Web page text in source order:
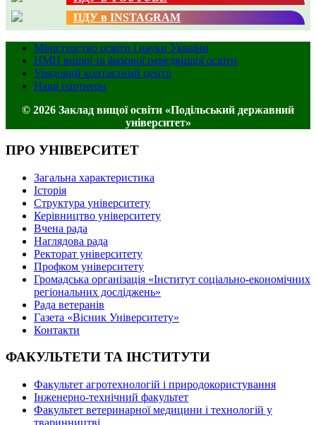
ПДУ в INSTAGRAM
Міністерство освіти і науки України
НМЦ вищої та фахової передвищої освіти
Урядовий контактний центр
Наші партнери
© 2026 Заклад вищої освіти «Подільський державний
університет»
ПРО УНІВЕРСИТЕТ
Загальна характеристика
Історія
Структура університету
Керівництво університету
Вчена рада
Наглядова рада
Ректорат університету
Профком університету
Громадська організація «Інститут соціально-економічних
регіональних досліджень»
Рада ветеранів
Газета «Вісник Університету»
Контакти
ФАКУЛЬТЕТИ ТА ІНСТИТУТИ
Факультет агротехнологій і природокористування
Інженерно-технічний факультет
Факультет ветеринарної медицини і технологій у
тваринництві